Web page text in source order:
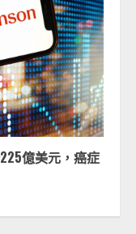
億美元，癌症